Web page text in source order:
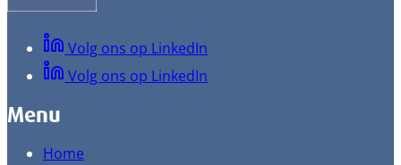
Volg ons op LinkedIn
Volg ons op LinkedIn
Menu
Home